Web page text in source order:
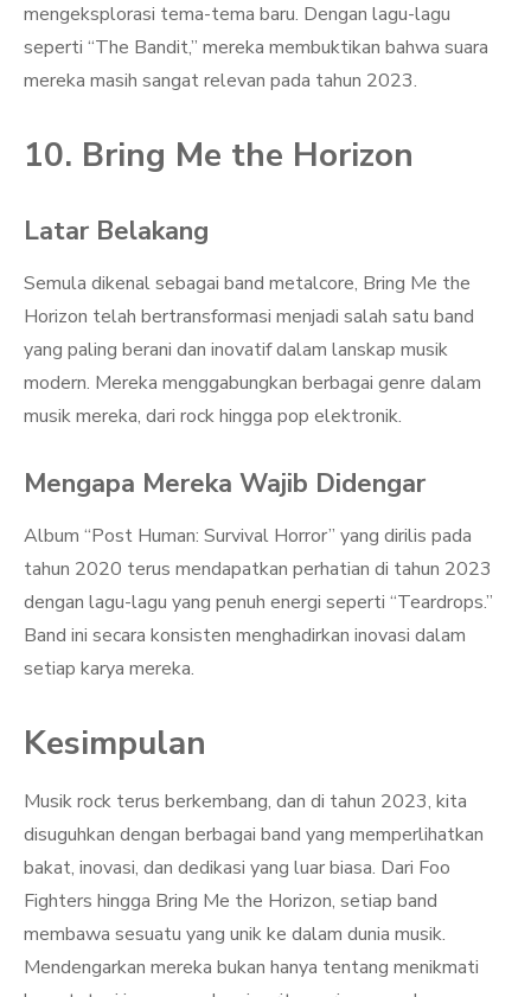
mengeksplorasi tema-tema baru. Dengan lagu-lagu
seperti “The Bandit,” mereka membuktikan bahwa suara
mereka masih sangat relevan pada tahun 2023.
10. Bring Me the Horizon
Latar Belakang
Semula dikenal sebagai band metalcore, Bring Me the
Horizon telah bertransformasi menjadi salah satu band
yang paling berani dan inovatif dalam lanskap musik
modern. Mereka menggabungkan berbagai genre dalam
musik mereka, dari rock hingga pop elektronik.
Mengapa Mereka Wajib Didengar
Album “Post Human: Survival Horror” yang dirilis pada
tahun 2020 terus mendapatkan perhatian di tahun 2023
dengan lagu-lagu yang penuh energi seperti “Teardrops.”
Band ini secara konsisten menghadirkan inovasi dalam
setiap karya mereka.
Kesimpulan
Musik rock terus berkembang, dan di tahun 2023, kita
disuguhkan dengan berbagai band yang memperlihatkan
bakat, inovasi, dan dedikasi yang luar biasa. Dari Foo
Fighters hingga Bring Me the Horizon, setiap band
membawa sesuatu yang unik ke dalam dunia musik.
Mendengarkan mereka bukan hanya tentang menikmati